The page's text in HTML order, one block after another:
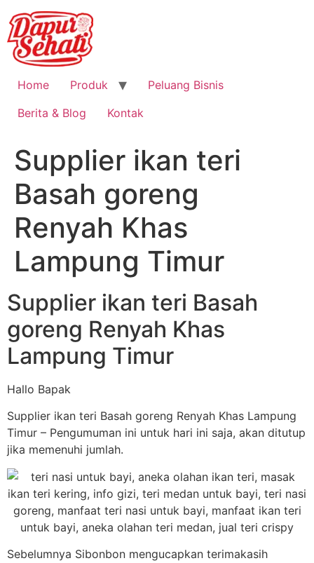
Home Produk
Peluang Bisnis
Berita & Blog
Kontak
Supplier ikan teri
Basah goreng
Renyah Khas
Lampung Timur
Supplier ikan teri Basah
goreng Renyah Khas
Lampung Timur
Hallo Bapak
Supplier ikan teri Basah goreng Renyah Khas Lampung
Timur – Pengumuman ini untuk hari ini saja, akan ditutup
jika memenuhi jumlah.
Sebelumnya Sibonbon mengucapkan terimakasih